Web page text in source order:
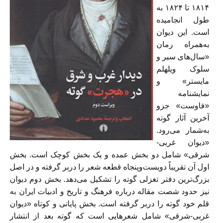
١٨١۴ تا ١٨٢۴ به
طول انجامیده
است. این دیوان
به‌همراه رمان
«سال‌های سیر و
سلوک ویلهلم
مایستر» و
نمایشنامه
«فاوست» جزو
آخرین آثار گوته
به‌شمار می‌رود.
«دیوان غربی-
شرقی» شامل دو بخش عمده و یک بخش کوچک است. بخش
اول آن تقریباً دویست‌وپنجاه قطعه شعر را دربر گرفته و در اصل
بزرگ‌ترین دفتر تغزلی گوته را تشکیل می‌دهد. بخش دوم دیوان
نیز حدود شصت مقاله درباره فرهنگ و تاریخ و ادبیات ایران به
قلم خود گوته را دربر گرفته است. بخش پایانی و کوتاه «دیوان
غربی-شرقی» شامل شعرهایی است که گوته بعد از انتشار